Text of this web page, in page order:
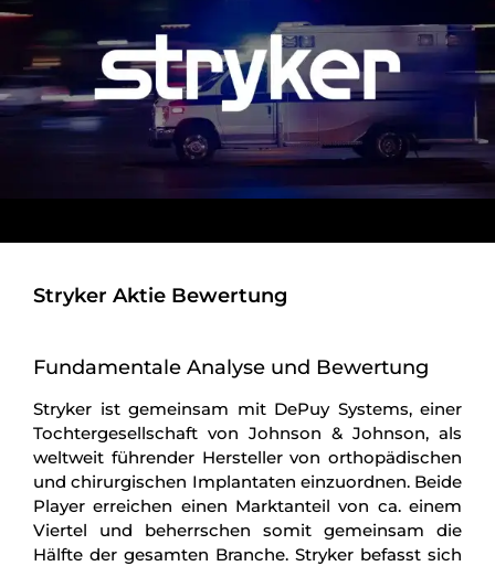
Stryker Aktie Bewertung
Fundamentale Analyse und Bewertung
Stryker ist gemeinsam mit DePuy Systems, einer
Tochtergesellschaft von Johnson & Johnson, als
weltweit führender Hersteller von orthopädischen
und chirurgischen Implantaten einzuordnen. Beide
Player erreichen einen Marktanteil von ca. einem
Viertel und beherrschen somit gemeinsam die
Hälfte der gesamten Branche. Stryker befasst sich